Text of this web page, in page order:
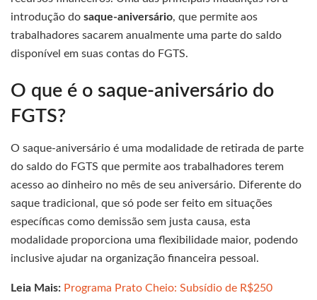
introdução do saque-aniversário, que permite aos
trabalhadores sacarem anualmente uma parte do saldo
disponível em suas contas do FGTS.
O que é o saque-aniversário do
FGTS?
O saque-aniversário é uma modalidade de retirada de parte
do saldo do FGTS que permite aos trabalhadores terem
acesso ao dinheiro no mês de seu aniversário. Diferente do
saque tradicional, que só pode ser feito em situações
específicas como demissão sem justa causa, esta
modalidade proporciona uma flexibilidade maior, podendo
inclusive ajudar na organização financeira pessoal.
Leia Mais: Programa Prato Cheio: Subsídio de R$250